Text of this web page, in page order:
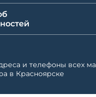
и телефоны всех
в Красноярске